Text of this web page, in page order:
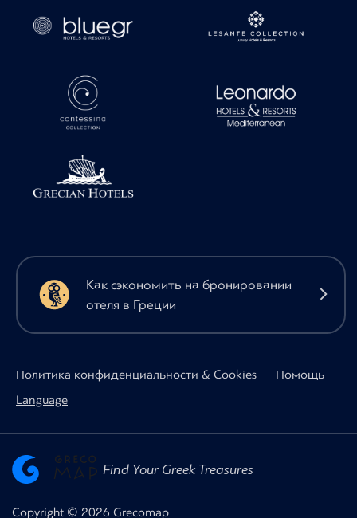
Как сэкономить на бронировании
отеля в Греции
Политика конфиденциальности & Cookies
Помощь
Language
Find Your Greek Treasures
Copyright © 2026 Grecomap